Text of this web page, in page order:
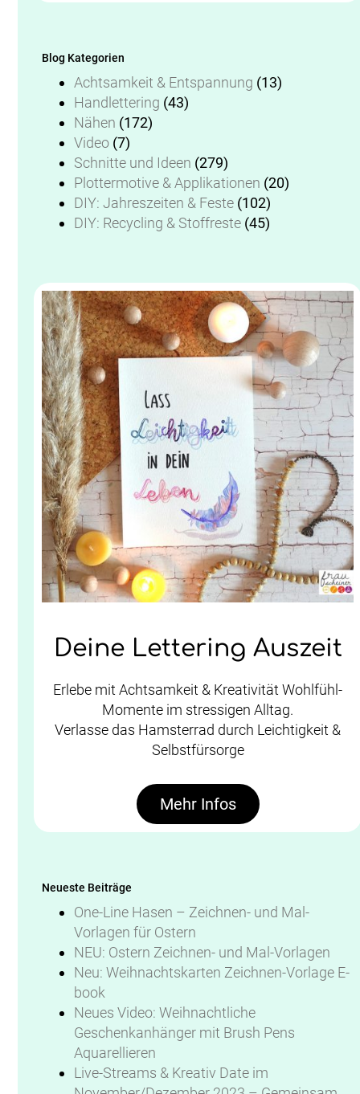
Blog Kategorien
Achtsamkeit & Entspannung (13)
Handlettering (43)
Nähen (172)
Video (7)
Schnitte und Ideen (279)
Plottermotive & Applikationen (20)
DIY: Jahreszeiten & Feste (102)
DIY: Recycling & Stoffreste (45)
Deine Lettering Auszeit
Erlebe mit Achtsamkeit & Kreativität Wohlfühl-
Momente im stressigen Alltag.
Verlasse das Hamsterrad durch Leichtigkeit &
Selbstfürsorge
Mehr Infos
Neueste Beiträge
One-Line Hasen – Zeichnen- und Mal-
Vorlagen für Ostern
NEU: Ostern Zeichnen- und Mal-Vorlagen
Neu: Weihnachtskarten Zeichnen-Vorlage E-
book
Neues Video: Weihnachtliche
Geschenkanhänger mit Brush Pens
Aquarellieren
Live-Streams & Kreativ Date im